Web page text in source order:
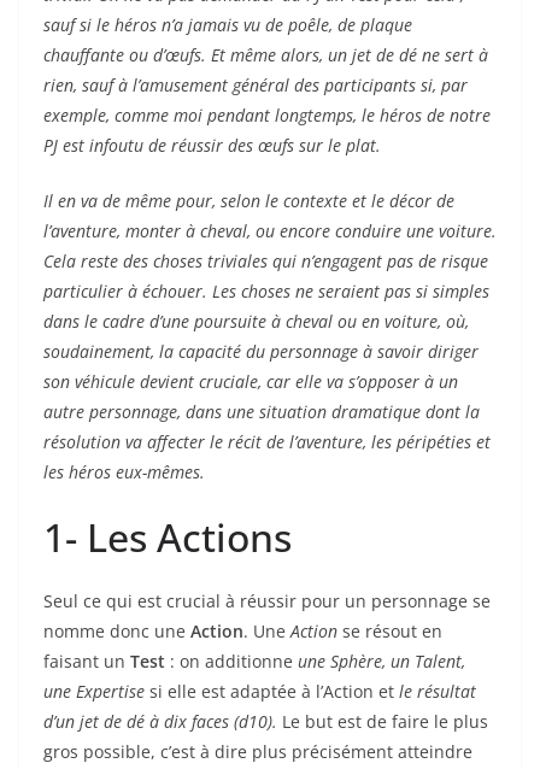
sauf si le héros n’a jamais vu de poêle, de plaque
chauffante ou d’œufs. Et même alors, un jet de dé ne sert à
rien, sauf à l’amusement général des participants si, par
exemple, comme moi pendant longtemps, le héros de notre
PJ est infoutu de réussir des œufs sur le plat.
Il en va de même pour, selon le contexte et le décor de
l’aventure, monter à cheval, ou encore conduire une voiture.
Cela reste des choses triviales qui n’engagent pas de risque
particulier à échouer. Les choses ne seraient pas si simples
dans le cadre d’une poursuite à cheval ou en voiture, où,
soudainement, la capacité du personnage à savoir diriger
son véhicule devient cruciale, car elle va s’opposer à un
autre personnage, dans une situation dramatique dont la
résolution va affecter le récit de l’aventure, les péripéties et
les héros eux-mêmes.
1- Les Actions
Seul ce qui est crucial à réussir pour un personnage se
nomme donc une Action. UneAction se résout en
faisant un Test : on additionne une Sphère, un Talent,
une Expertise si elle est adaptée à l’Action et le résultat
d’un jet de dé à dix faces (d10). Le but est de faire le plus
gros possible, c’est à dire plus précisément atteindre